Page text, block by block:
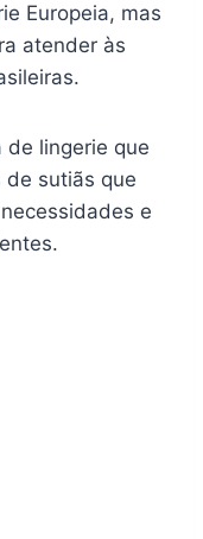
Europeia, mas
atender às
de lingerie que
sutiãs que
e